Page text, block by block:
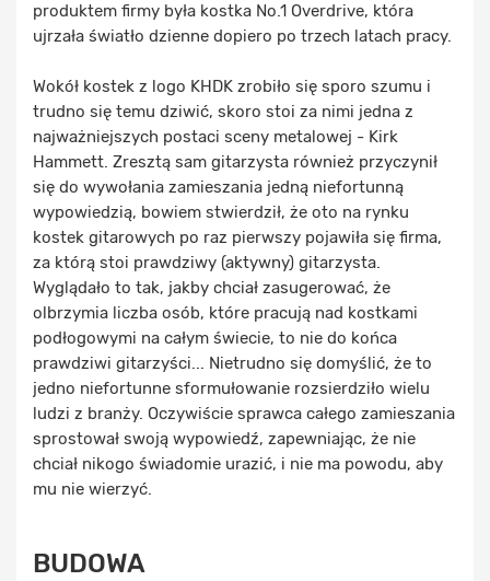
produktem firmy była kostka No.1 Overdrive, która
ujrzała światło dzienne dopiero po trzech latach pracy.
Wokół kostek z logo KHDK zrobiło się sporo szumu i
trudno się temu dziwić, skoro stoi za nimi jedna z
najważniejszych postaci sceny metalowej - Kirk
Hammett. Zresztą sam gitarzysta również przyczynił
się do wywołania zamieszania jedną niefortunną
wypowiedzią, bowiem stwierdził, że oto na rynku
kostek gitarowych po raz pierwszy pojawiła się firma,
za którą stoi prawdziwy (aktywny) gitarzysta.
Wyglądało to tak, jakby chciał zasugerować, że
olbrzymia liczba osób, które pracują nad kostkami
podłogowymi na całym świecie, to nie do końca
prawdziwi gitarzyści... Nietrudno się domyślić, że to
jedno niefortunne sformułowanie rozsierdziło wielu
ludzi z branży. Oczywiście sprawca całego zamieszania
sprostował swoją wypowiedź, zapewniając, że nie
chciał nikogo świadomie urazić, i nie ma powodu, aby
mu nie wierzyć.
BUDOWA